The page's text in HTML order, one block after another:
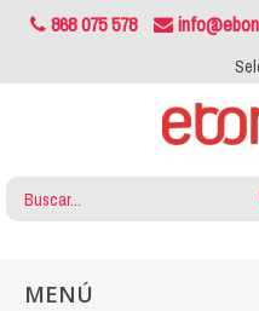
868 075 578
MENÚ